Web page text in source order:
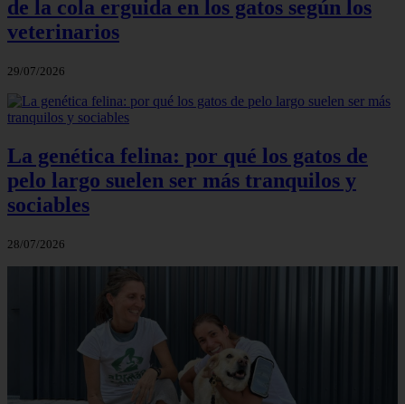
de la cola erguida en los gatos según los
veterinarios
29/07/2026
La genética felina: por qué los gatos de
pelo largo suelen ser más tranquilos y
sociables
28/07/2026